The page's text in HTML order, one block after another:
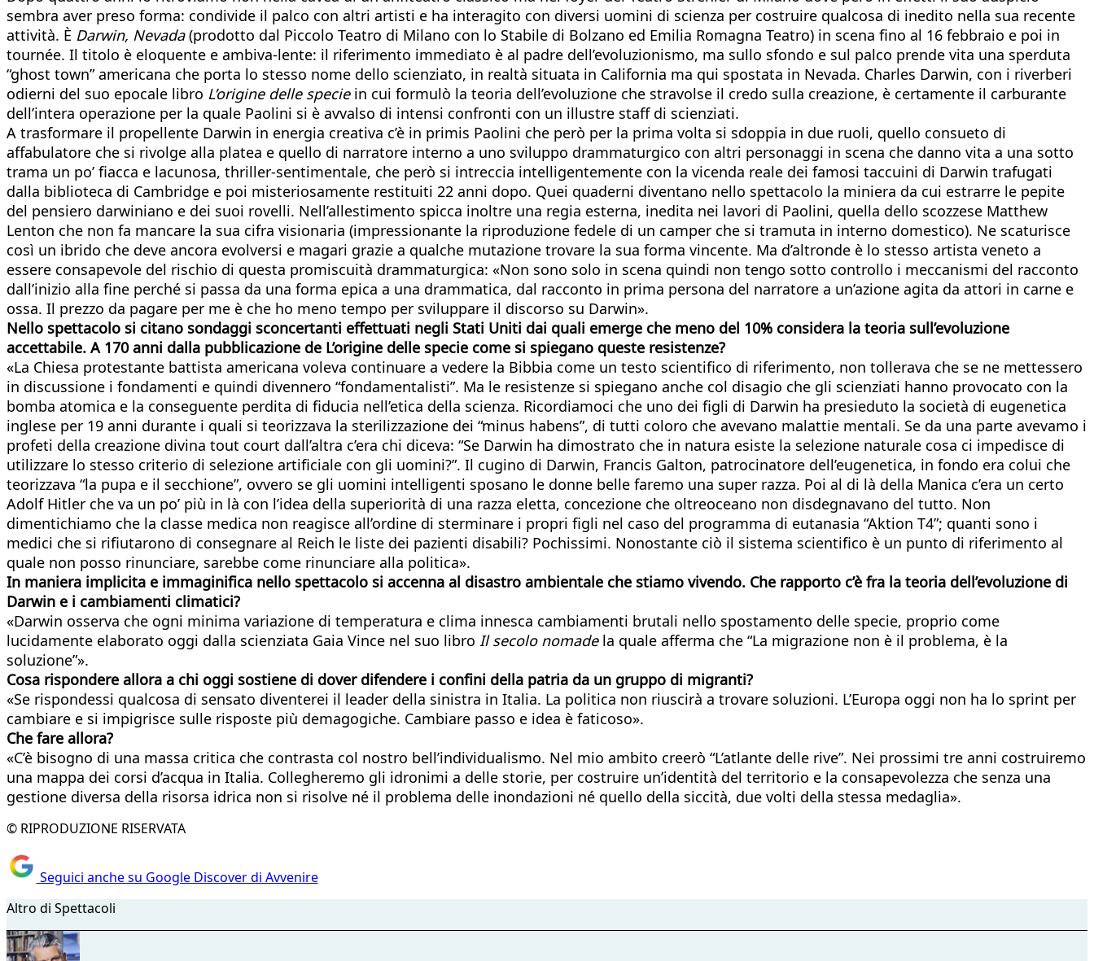
sembra aver preso forma: condivide il palco con altri artisti e ha interagito con diversi uomini di scienza per costruire qualcosa di inedito nella sua recente
attività. È Darwin, Nevada(prodotto dal Piccolo Teatro di Milano con lo Stabile di Bolzano ed Emilia Romagna Teatro) in scena fino al 16 febbraio e poi in
tournée. Il titolo è eloquente e ambiva-lente: il riferimento immediato è al padre dell’evoluzionismo, ma sullo sfondo e sul palco prende vita una sperduta
“ghost town” americana che porta lo stesso nome dello scienziato, in realtà situata in California ma qui spostata in Nevada. Charles Darwin, con i riverberi
odierni del suo epocale libro L’origine delle speciein cui formulò la teoria dell’evoluzione che stravolse il credo sulla creazione, è certamente il carburante
dell’intera operazione per la quale Paolini si è avvalso di intensi confronti con un illustre staff di scienziati.
A trasformare il propellente Darwin in energia creativa c’è in primis Paolini che però per la prima volta si sdoppia in due ruoli, quello consueto di
affabulatore che si rivolge alla platea e quello di narratore interno a uno sviluppo drammaturgico con altri personaggi in scena che danno vita a una sotto
trama un po’ fiacca e lacunosa, thriller-sentimentale, che però si intreccia intelligentemente con la vicenda reale dei famosi taccuini di Darwin trafugati
dalla biblioteca di Cambridge e poi misteriosamente restituiti 22 anni dopo. Quei quaderni diventano nello spettacolo la miniera da cui estrarre le pepite
del pensiero darwiniano e dei suoi rovelli. Nell’allestimento spicca inoltre una regia esterna, inedita nei lavori di Paolini, quella dello scozzese Matthew
Lenton che non fa mancare la sua cifra visionaria (impressionante la riproduzione fedele di un camper che si tramuta in interno domestico). Ne scaturisce
così un ibrido che deve ancora evolversi e magari grazie a qualche mutazione trovare la sua forma vincente. Ma d’altronde è lo stesso artista veneto a
essere consapevole del rischio di questa promiscuità drammaturgica: «Non sono solo in scena quindi non tengo sotto controllo i meccanismi del racconto
dall’inizio alla fine perché si passa da una forma epica a una drammatica, dal racconto in prima persona del narratore a un’azione agita da attori in carne e
ossa. Il prezzo da pagare per me è che ho meno tempo per sviluppare il discorso su Darwin».
Nello spettacolo si citano sondaggi sconcertanti effettuati negli Stati Uniti dai quali emerge che meno del 10% considera la teoria sull’evoluzione
accettabile. A 170 anni dalla pubblicazione de L’origine delle specie come si spiegano queste resistenze?
«La Chiesa protestante battista americana voleva continuare a vedere la Bibbia come un testo scientifico di riferimento, non tollerava che se ne mettessero
in discussione i fondamenti e quindi divennero “fondamentalisti”. Ma le resistenze si spiegano anche col disagio che gli scienziati hanno provocato con la
bomba atomica e la conseguente perdita di fiducia nell’etica della scienza. Ricordiamoci che uno dei figli di Darwin ha presieduto la società di eugenetica
inglese per 19 anni durante i quali si teorizzava la sterilizzazione dei “minus habens”, di tutti coloro che avevano malattie mentali. Se da una parte avevamo i
profeti della creazione divina tout court dall’altra c’era chi diceva: “Se Darwin ha dimostrato che in natura esiste la selezione naturale cosa ci impedisce di
utilizzare lo stesso criterio di selezione artificiale con gli uomini?”. Il cugino di Darwin, Francis Galton, patrocinatore dell’eugenetica, in fondo era colui che
teorizzava “la pupa e il secchione”, ovvero se gli uomini intelligenti sposano le donne belle faremo una super razza. Poi al di là della Manica c’era un certo
Adolf Hitler che va un po’ più in là con l’idea della superiorità di una razza eletta, concezione che oltreoceano non disdegnavano del tutto. Non
dimentichiamo che la classe medica non reagisce all’ordine di sterminare i propri figli nel caso del programma di eutanasia “Aktion T4”; quanti sono i
medici che si rifiutarono di consegnare al Reich le liste dei pazienti disabili? Pochissimi. Nonostante ciò il sistema scientifico è un punto di riferimento al
quale non posso rinunciare, sarebbe come rinunciare alla politica».
In maniera implicita e immaginifica nello spettacolo si accenna al disastro ambientale che stiamo vivendo. Che rapporto c’è fra la teoria dell’evoluzione di
Darwin e i cambiamenti climatici?
«Darwin osserva che ogni minima variazione di temperatura e clima innesca cambiamenti brutali nello spostamento delle specie, proprio come
lucidamente elaborato oggi dalla scienziata Gaia Vince nel suo libro Il secolo nomadela quale afferma che “La migrazione non è il problema, è la
soluzione”».
Cosa rispondere allora a chi oggi sostiene di dover difendere i confini della patria da un gruppo di migranti?
«Se rispondessi qualcosa di sensato diventerei il leader della sinistra in Italia. La politica non riuscirà a trovare soluzioni. L’Europa oggi non ha lo sprint per
cambiare e si impigrisce sulle risposte più demagogiche. Cambiare passo e idea è faticoso».
Che fare allora?
«C’è bisogno di una massa critica che contrasta col nostro bell’individualismo. Nel mio ambito creerò “L’atlante delle rive”. Nei prossimi tre anni costruiremo
una mappa dei corsi d’acqua in Italia. Collegheremo gli idronimi a delle storie, per costruire un’identità del territorio e la consapevolezza che senza una
gestione diversa della risorsa idrica non si risolve né il problema delle inondazioni né quello della siccità, due volti della stessa medaglia».
© RIPRODUZIONE RISERVATA
Seguici anche su Google Discover di Avvenire
Altro di Spettacoli